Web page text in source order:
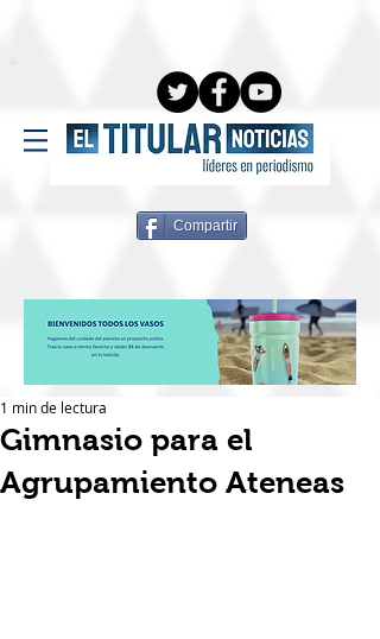
Compartir
Gimnasio para el
Agrupamiento Ateneas
1 min de lectura